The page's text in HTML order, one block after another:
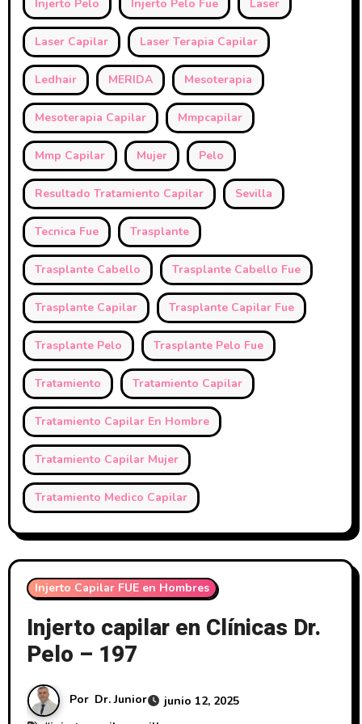
Injerto Pelo Injerto Pelo Fue Laser
Laser Capilar Laser Terapia Capilar
Ledhair MERIDA Mesoterapia
Mesoterapia Capilar Mmpcapilar
Mmp Capilar Mujer Pelo
Resultado Tratamiento Capilar Sevilla
Tecnica Fue Trasplante
Trasplante Cabello Trasplante Cabello Fue
Trasplante Capilar Trasplante Capilar Fue
Trasplante Pelo Trasplante Pelo Fue
Tratamiento Tratamiento Capilar
Tratamiento Capilar En Hombre
Tratamiento Capilar Mujer
Tratamiento Medico Capilar
Injerto Capilar FUE en Hombres
Injerto capilar en Clínicas Dr.
Pelo – 197
Por Dr. Junior
junio 12, 2025